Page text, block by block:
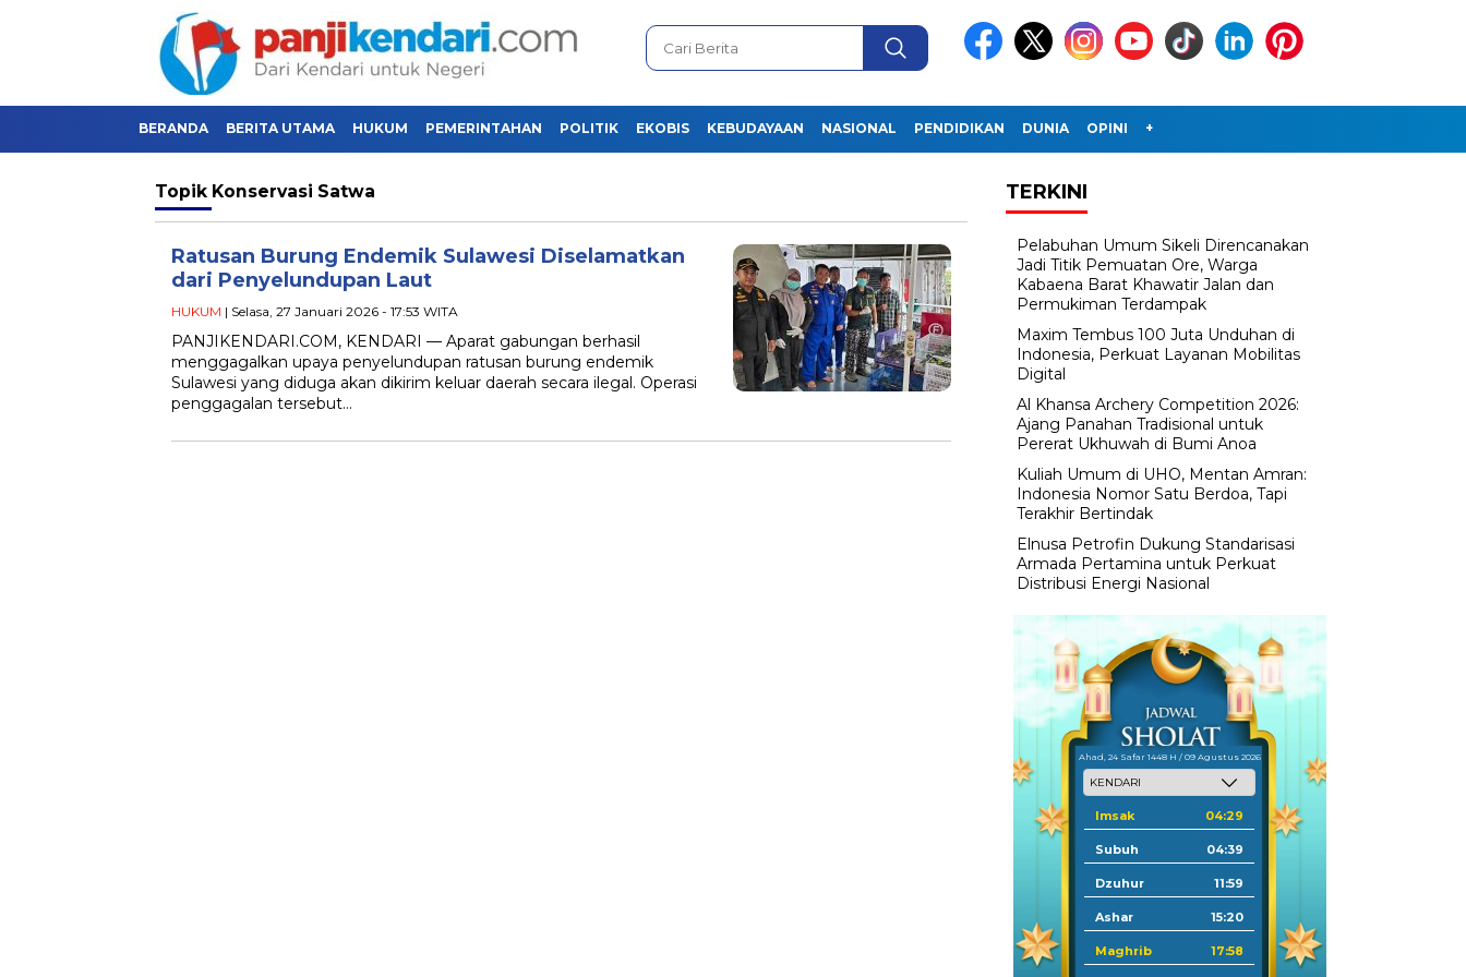
BERANDA BERITA UTAMA HUKUM PEMERINTAHAN POLITIK EKOBIS KEBUDAYAAN NASIONAL PENDIDIKAN DUNIA OPINI +
Topik Konservasi Satwa
Ratusan Burung Endemik Sulawesi Diselamatkan
dari Penyelundupan Laut
HUKUM | Selasa, 27 Januari 2026 - 17:53 WITA
PANJIKENDARI.COM, KENDARI — Aparat gabungan berhasil
menggagalkan upaya penyelundupan ratusan burung endemik
Sulawesi yang diduga akan dikirim keluar daerah secara ilegal. Operasi
penggagalan tersebut…
TERKINI
Pelabuhan Umum Sikeli Direncanakan
Jadi Titik Pemuatan Ore, Warga
Kabaena Barat Khawatir Jalan dan
Permukiman Terdampak
Maxim Tembus 100 Juta Unduhan di
Indonesia, Perkuat Layanan Mobilitas
Digital
Al Khansa Archery Competition 2026:
Ajang Panahan Tradisional untuk
Pererat Ukhuwah di Bumi Anoa
Kuliah Umum di UHO, Mentan Amran:
Indonesia Nomor Satu Berdoa, Tapi
Terakhir Bertindak
Elnusa Petrofin Dukung Standarisasi
Armada Pertamina untuk Perkuat
Distribusi Energi Nasional
Ahad, 24 Safar 1448 H / 09 Agustus 2026
Imsak 04:29
Subuh 04:39
Dzuhur 11:59
Ashar 15:20
Maghrib 17:58